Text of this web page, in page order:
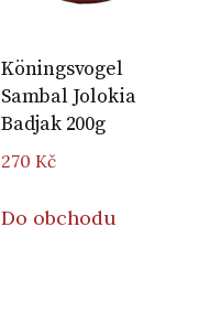
Köningsvogel
Sambal Jolokia
Badjak 200g
270 Kč
Do obchodu